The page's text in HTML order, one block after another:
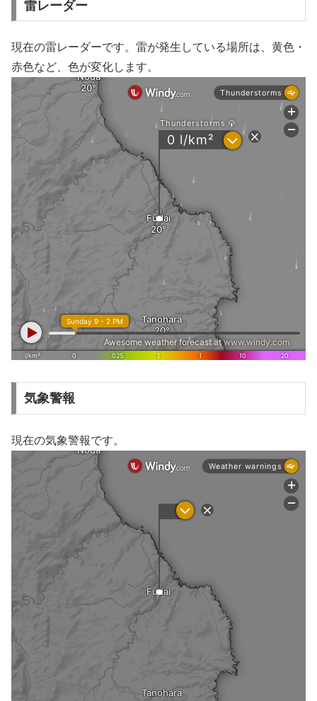
雷レーダー
現在の雷レーダーです。雷が発生している場所は、黄色・
赤色など、色が変化します。
気象警報
現在の気象警報です。